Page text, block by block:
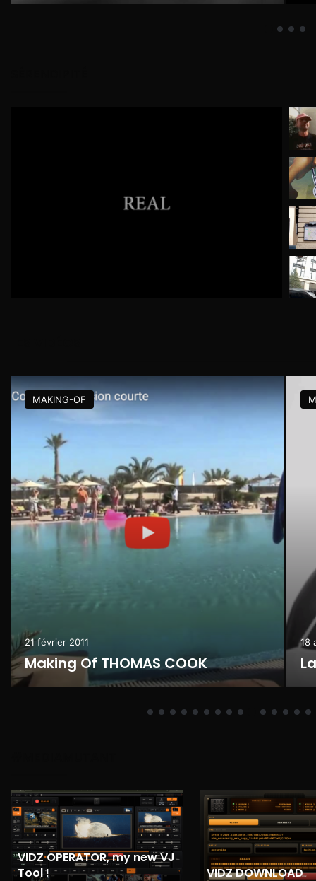
#TRANSMEDIAQUIZZ
13 juillet 2006
Transmediaquizz #6: Systaime
VIDZ OPERATOR, my new VJ
Tool !
VIDZ DOWNLOAD